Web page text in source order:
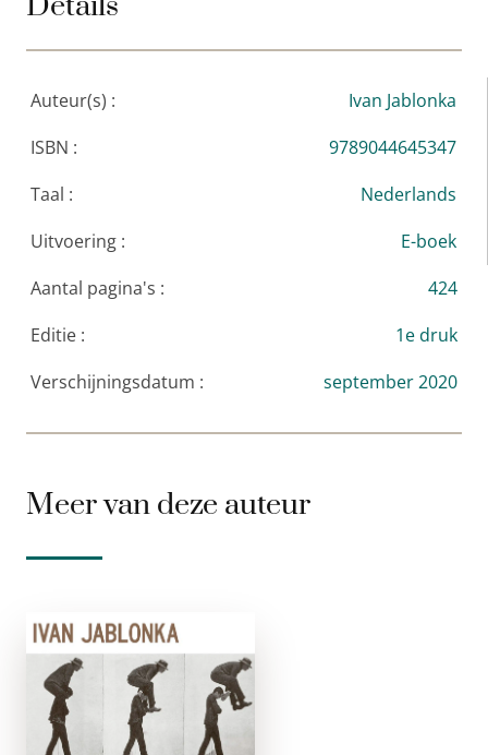
werk is in twaalf talen vertaald.
Auteur(s) :
Ivan Jablonka
ISBN :
9789044645347
Taal :
Nederlands
Uitvoering :
E-boek
Aantal pagina's :
424
Editie :
1e druk
Verschijningsdatum :
september 2020
Meer van deze auteur
Mannen die
deugen
e-boek